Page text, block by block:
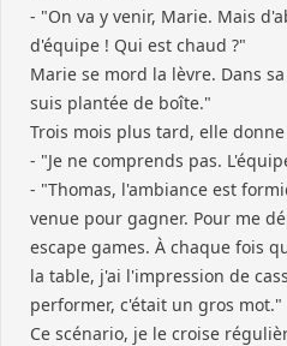
- "On va y venir, Marie. Mais
d'équipe ! Qui est chaud ?"
Marie se mord la lèvre. Dans
suis plantée de boîte."
Trois mois plus tard, elle
- "Je ne comprends pas.
- "Thomas, l'ambiance est
venue pour gagner. Pour me
escape games. À chaque fois
la table, j'ai l'impression de
performer, c'était un gros mot."
Ce scénario, je le croise